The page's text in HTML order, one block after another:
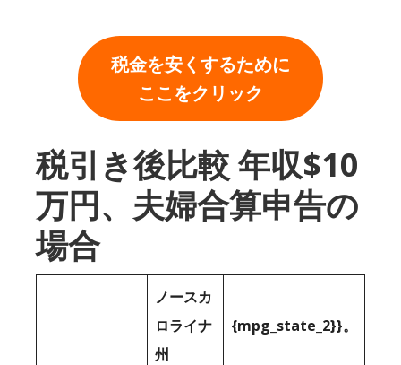
税金を安くするために
ここをクリック
税引き後比較 年収$10
万円、夫婦合算申告の
場合
ノースカ
ロライナ
州
{mpg_state_2}}。